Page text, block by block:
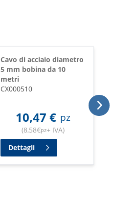
Cavo di acciaio diametro
5 mm bobina da 10
metri
CX000510
10,47 € pz
(8,58€pz+ IVA)
Dettagli